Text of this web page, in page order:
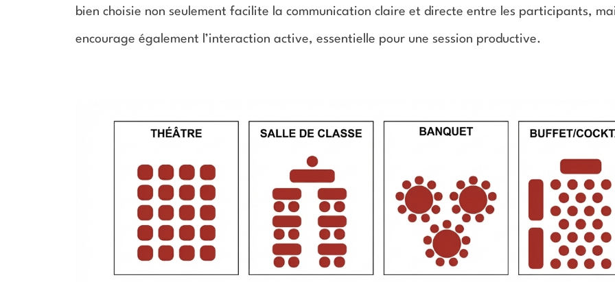
bien choisie non seulement facilite la communication claire et directe entre les participants,
encourage également l’interaction active, essentielle pour une session productive.